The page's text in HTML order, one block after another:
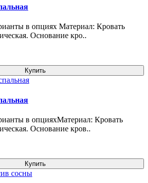
в опциях Материал: Кровать
Основание кро..
Купить
в опцияхМатериал: Кровать
Основание кров..
Купить